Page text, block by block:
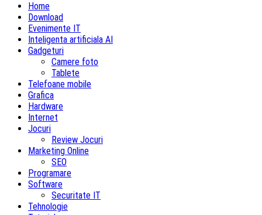
Home
Download
Evenimente IT
Inteligenta artificiala AI
Gadgeturi
Camere foto
Tablete
Telefoane mobile
Grafica
Hardware
Internet
Jocuri
Review Jocuri
Marketing Online
SEO
Programare
Software
Securitate IT
Tehnologie